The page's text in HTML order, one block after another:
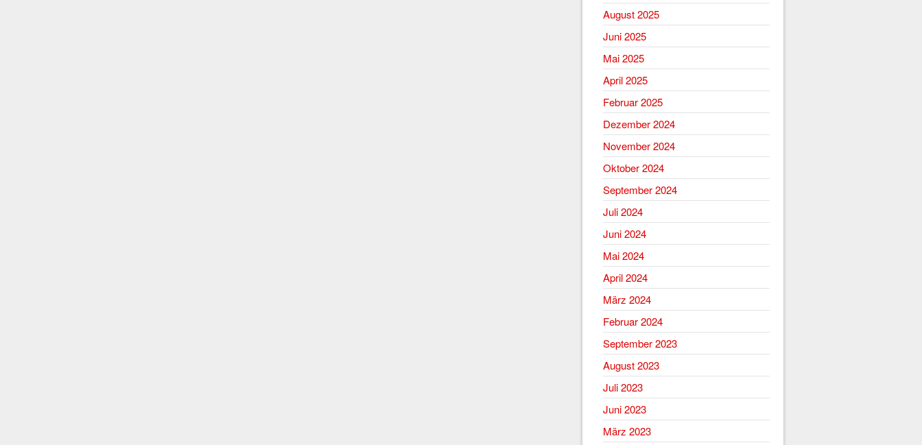
August 2025
Juni 2025
Mai 2025
April 2025
Februar 2025
Dezember 2024
November 2024
Oktober 2024
September 2024
Juli 2024
Juni 2024
Mai 2024
April 2024
März 2024
Februar 2024
September 2023
August 2023
Juli 2023
Juni 2023
März 2023